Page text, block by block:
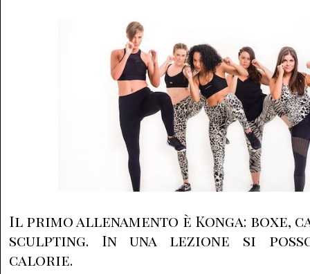
Il primo allenamento è Konga: boxe,
sculpting. In una lezione si
calorie.